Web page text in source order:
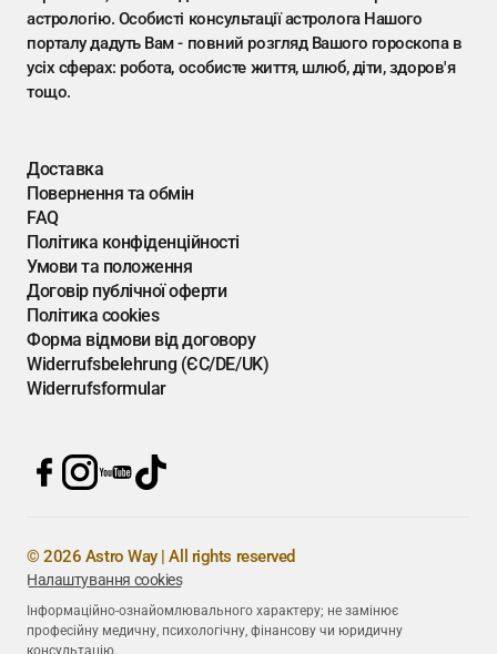
астрологію. Особисті консультації астролога Нашого
порталу дадуть Вам - повний розгляд Вашого гороскопа в
усіх сферах: робота, особисте життя, шлюб, діти, здоров'я
тощо.
Доставка
Повернення та обмін
FAQ
Політика конфіденційності
Умови та положення
Договір публічної оферти
Політика cookies
Форма відмови від договору
Widerrufsbelehrung (ЄС/DE/UK)
Widerrufsformular
© 2026 Astro Way | All rights reserved
Налаштування cookies
Інформаційно-ознайомлювального характеру; не замінює
професійну медичну, психологічну, фінансову чи юридичну
консультацію.